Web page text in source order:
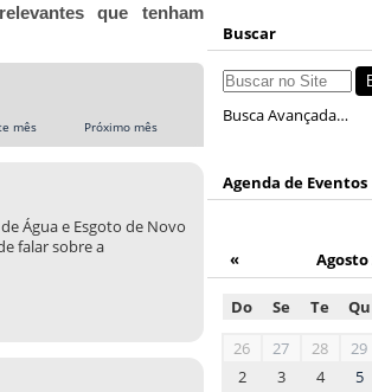
que tenham
mês Próximo mês
Água e Esgoto de Novo
falar sobre a
Buscar
Busca Avançada…
Agenda de Eventos
« Agosto
Do Se Te Qu
26
27 28 29
2
3 4 5